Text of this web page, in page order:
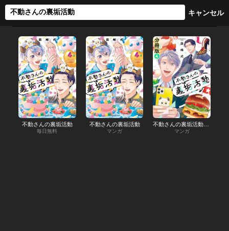
不動さんの裏垢活動
毎日無料
不動さんの裏垢活動
マンガ マンガ